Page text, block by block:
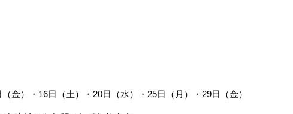
金）・16日（土）・20日（水）・25日（月）・29日（金）